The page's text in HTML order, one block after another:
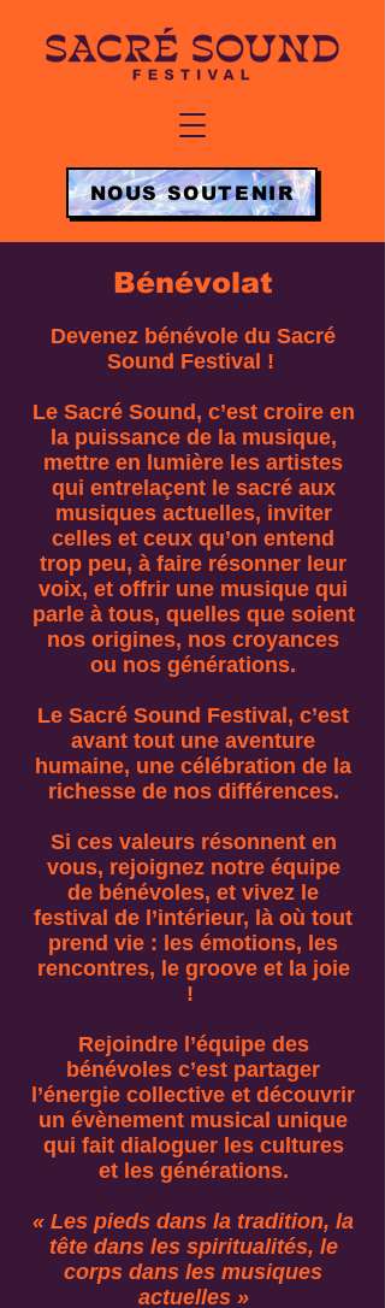
NOUS SOUTENIR
Bénévolat
Devenez bénévole du Sacré
Sound Festival !
Le Sacré Sound, c’est croire en
la puissance de la musique,
mettre en lumière les artistes
qui entrelaçent le sacré aux
musiques actuelles, inviter
celles et ceux qu’on entend
trop peu, à faire résonner leur
voix, et offrir une musique qui
parle à tous, quelles que soient
nos origines, nos croyances
ou nos générations.
Le Sacré Sound Festival, c’est
avant tout une aventure
humaine, une célébration de la
richesse de nos différences.
Si ces valeurs résonnent en
vous, rejoignez notre équipe
de bénévoles, et vivez le
festival de l’intérieur, là où tout
prend vie : les émotions, les
rencontres, le groove et la joie
!
Rejoindre l’équipe des
bénévoles c’est partager
l’énergie collective et découvrir
un évènement musical unique
qui fait dialoguer les cultures
et les générations.
« Les pieds dans la tradition, la
tête dans les spiritualités, le
corps dans les musiques
actuelles »